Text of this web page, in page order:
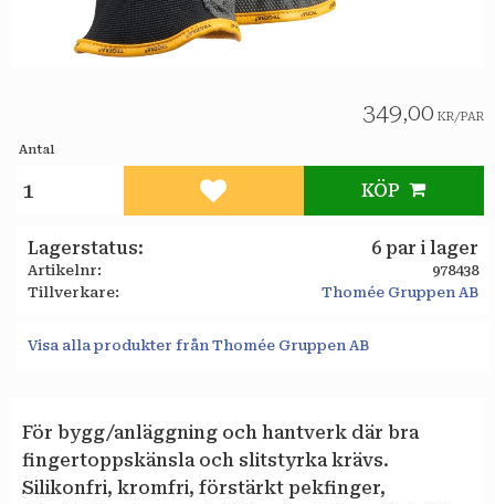
349,00 KR/PAR
Antal
KÖP
Lägg till i favoriter
Lagerstatus 6 par i lager
Artikelnr
978438
Tillverkare
Thomée Gruppen AB
Visa alla produkter från Thomée Gruppen AB
För bygg/anläggning och hantverk där bra
fingertoppskänsla och slitstyrka krävs.
Silikonfri, kromfri, förstärkt pekfinger,